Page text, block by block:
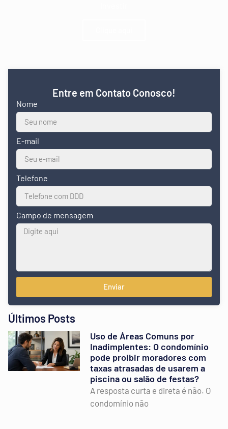
Entre em Contato Conosco!
Nome
E-mail
Telefone
Campo de mensagem
Enviar
Últimos Posts
Uso de Áreas Comuns por
Inadimplentes: O condomínio
pode proibir moradores com
taxas atrasadas de usarem a
piscina ou salão de festas?
A resposta curta e direta é não. O
condomínio não